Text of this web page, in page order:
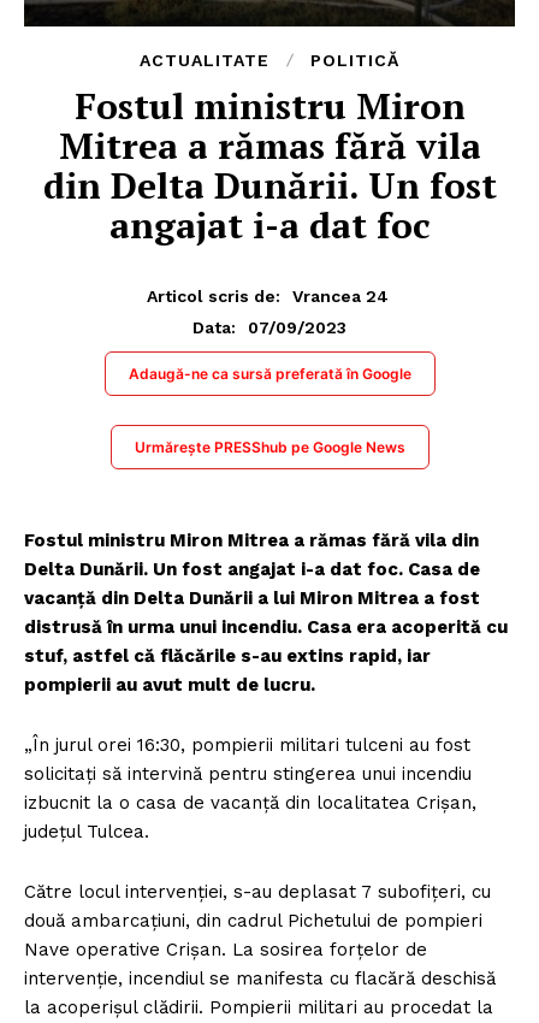
ACTUALITATE POLITICĂ
Fostul ministru Miron
Mitrea a rămas fără vila
din Delta Dunării. Un fost
angajat i-a dat foc
Articol scris de:
Vrancea 24
Data:
07/09/2023
Adaugă-ne ca sursă preferată în Google
Urmărește PRESShub pe Google News
Fostul ministru Miron Mitrea a rămas fără vila din
Delta Dunării. Un fost angajat i-a dat foc. Casa de
vacanţă din Delta Dunării a lui Miron Mitrea a fost
distrusă în urma unui incendiu. Casa era acoperită cu
stuf, astfel că flăcările s-au extins rapid, iar
pompierii au avut mult de lucru.
„În jurul orei 16:30, pompierii militari tulceni au fost
solicitați să intervină pentru stingerea unui incendiu
izbucnit la o casa de vacanță din localitatea Crișan,
județul Tulcea.
Către locul intervenției, s-au deplasat 7 subofițeri, cu
două ambarcațiuni, din cadrul Pichetului de pompieri
Nave operative Crișan. La sosirea forțelor de
intervenție, incendiul se manifesta cu flacără deschisă
la acoperișul clădirii. Pompierii militari au procedat la